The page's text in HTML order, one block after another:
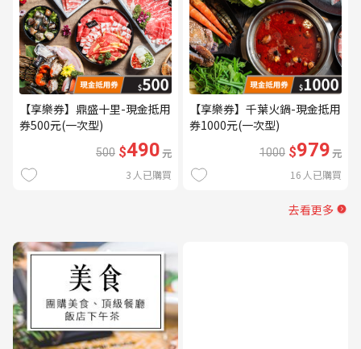
【享樂券】鼎盛十里-現金抵用
券500元(一次型)
500 $490元
3 人已購買
【享樂券】千葉火鍋-現金抵用
券1000元(一次型)
1000 $979元
16 人已購買
去看更多